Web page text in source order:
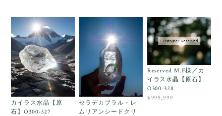
カイラス水晶【原
石】O300-327
セラデカブラル・レ
ムリアンシードクリ
Reserved M.F様／カ
イラス水晶【原石】
O300-328
¥999,999